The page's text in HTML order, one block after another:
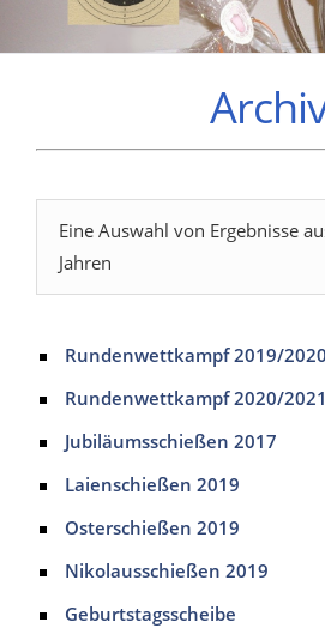
Eine Auswahl von Ergebnisse
Jahren
Rundenwettkampf 2019/2020
Rundenwettkampf 2020/2021
Jubiläumsschießen 2017
Laienschießen 2019
Osterschießen 2019
Nikolausschießen 2019
Geburtstagsscheibe